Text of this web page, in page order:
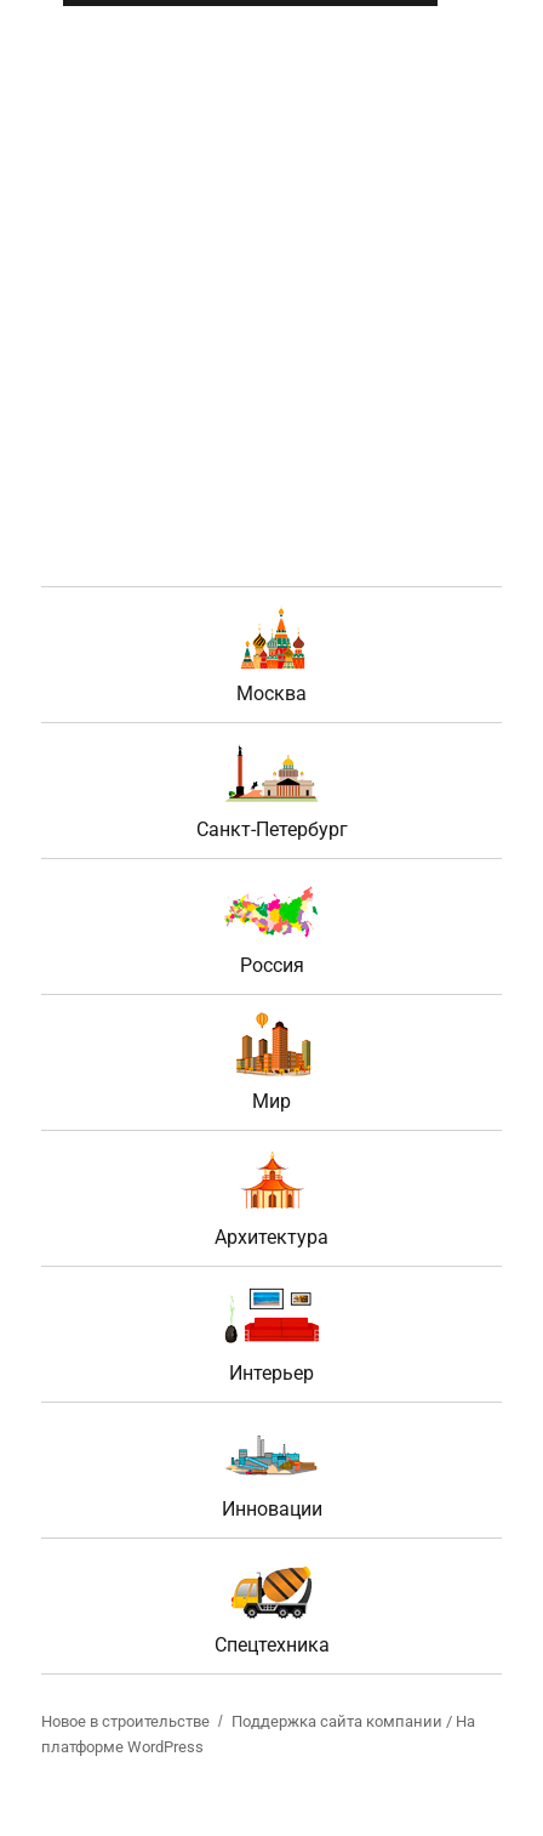
Москва
Санкт-Петербург
Россия
Мир
Архитектура
Интерьер
Инновации
Спецтехника
Новое в строительстве Поддержка сайта компании / На
платформе WordPress